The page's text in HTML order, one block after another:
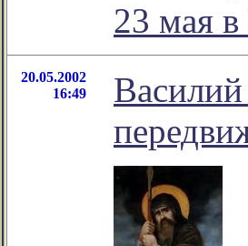
23 мая
20.05.2002
16:49